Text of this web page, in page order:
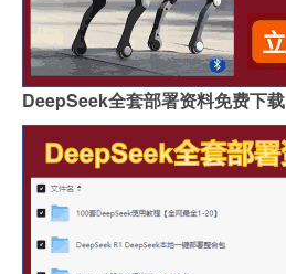
DeepSeek全套部署资料免费下载